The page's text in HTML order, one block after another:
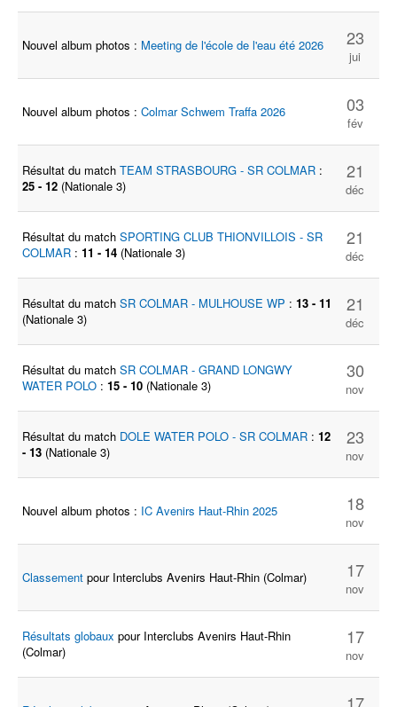
Nouvel album photos : Meeting de l'école de l'eau été 2026 23
jui
Nouvel album photos : Colmar Schwem Traffa 2026 03
fév
Résultat du match TEAM STRASBOURG - SR COLMAR :
25 - 12 (Nationale 3)
21
déc
Résultat du match SPORTING CLUB THIONVILLOIS - SR
COLMAR : 11 - 14 (Nationale 3)
21
déc
Résultat du match SR COLMAR - MULHOUSE WP : 13 - 11
(Nationale 3)
21
déc
Résultat du match SR COLMAR - GRAND LONGWY
WATER POLO : 15 - 10 (Nationale 3)
30
nov
Résultat du match DOLE WATER POLO - SR COLMAR : 12
- 13 (Nationale 3)
23
nov
Nouvel album photos : IC Avenirs Haut-Rhin 2025 18
nov
Classement pour Interclubs Avenirs Haut-Rhin (Colmar) 17
nov
Résultats globaux pour Interclubs Avenirs Haut-Rhin
(Colmar)
17
nov